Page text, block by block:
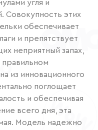
угля и
Совокупность этих
обеспечивает
и препятствует
неприятный запах,
из инновационного
поглощает
и обеспечивая
всего дня, эта
Модель надежно